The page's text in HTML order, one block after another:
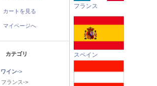
カートを見る
マイページへ
テゴリ
ワイン->
フランス->
フランス
スペイン